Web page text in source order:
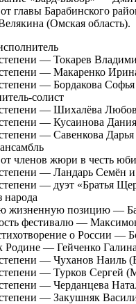
главы Барабинского
(Омская область).
— Токарев
— Макаренко
— Бордакова
солист
— Шихалёва
— Кусаинова
— Савенкова
членов жюри в честь
— Ландарь Семён
— дуэт «Братья
народа
жизненную позицию —
фестивалю —
о России —
Родине — Гейченко
— Чуханов Наиль
— Турков Сергей
— Черданцева
— Закушняк